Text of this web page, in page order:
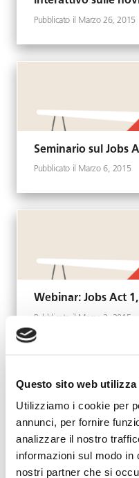
Questo sito web utilizza
Utilizziamo i cookie per
annunci, per fornire
analizzare il nostro
informazioni sul modo
nostri partner che si
Marzo 26, 2015
Seminario sul Jobs
Marzo 6, 2015
Webinar: Jobs Act
Marzo 2, 2015
Febbraio 26, 2015